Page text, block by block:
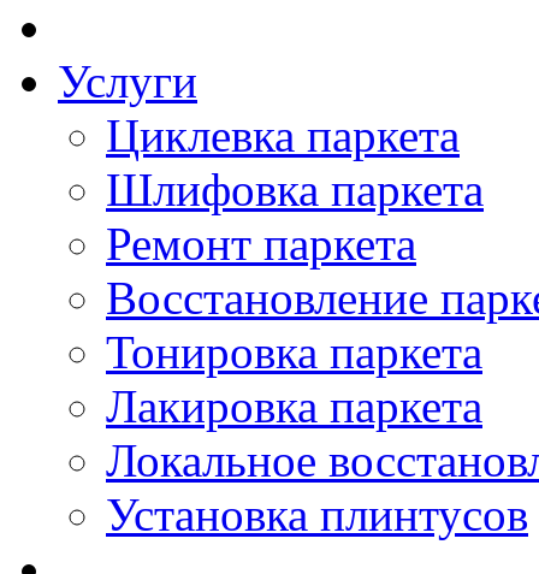
Услуги
Циклевка паркета
Шлифовка паркета
Ремонт паркета
Восстановление
Тонировка паркета
Лакировка паркета
Локальное
Установка плинтусов